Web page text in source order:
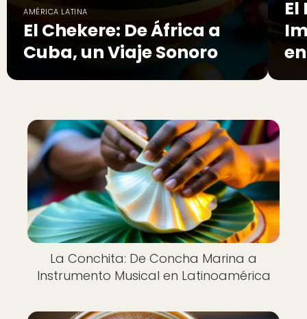
AMÉRICA LATINA
El Chekere: De África a
Cuba, un Viaje Sonoro
La Conchita: De Concha Marina a
Instrumento Musical en Latinoamérica